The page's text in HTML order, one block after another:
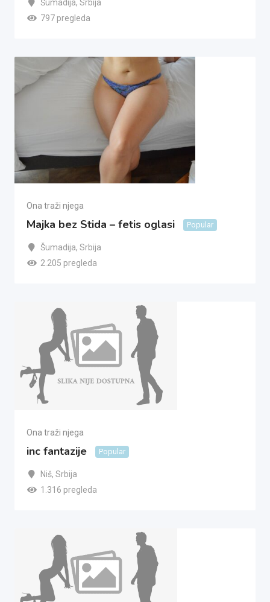
Šumadija, Srbija
797 pregleda
Ona traži njega
Majka bez Stida – fetis oglasi Popular
Šumadija, Srbija
2.205 pregleda
Ona traži njega
inc fantazije Popular
Niš, Srbija
1.316 pregleda